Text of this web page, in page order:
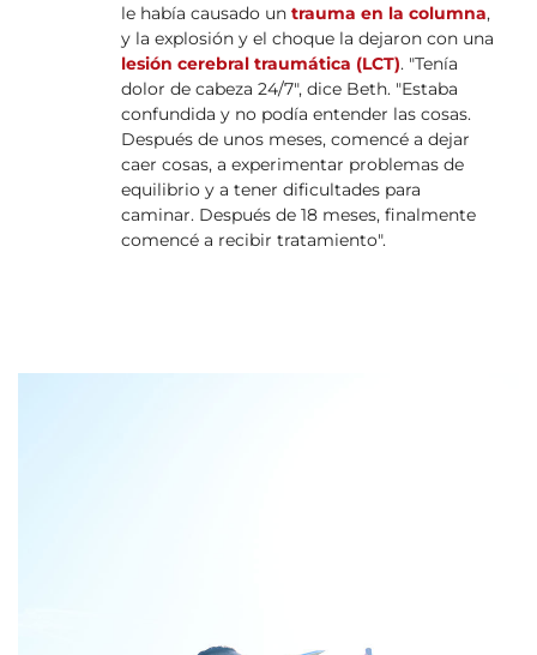
le había causado untrauma en la columna,
y la explosión y el choque la dejaron con una
lesión cerebral traumática (LCT). "Tenía
dolor de cabeza 24/7", dice Beth. "Estaba
confundida y no podía entender las cosas.
Después de unos meses, comencé a dejar
caer cosas, a experimentar problemas de
equilibrio y a tener dificultades para
caminar. Después de 18 meses, finalmente
comencé a recibir tratamiento".